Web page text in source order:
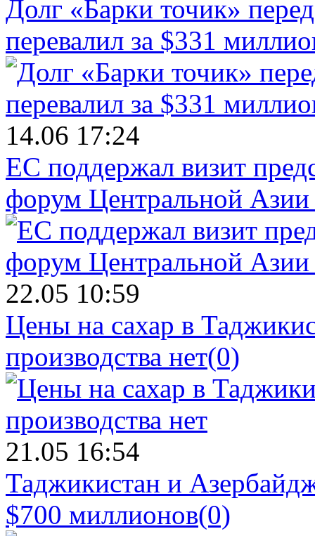
Долг «Барки точик»
перевалил за $331
14.06 17:24
ЕС поддержал визит
форум Центральной Азии
22.05 10:59
Цены на сахар в
производства нет(0)
21.05 16:54
Таджикистан и
$700 миллионов(0)